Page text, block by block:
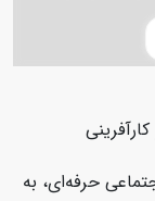
حرفه‌ای، به